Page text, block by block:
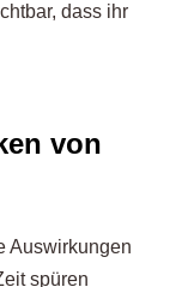
dass ihr
von
Auswirkungen
spüren